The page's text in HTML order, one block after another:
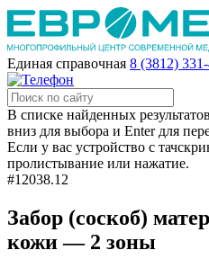
Единая справочная 8 (3812)
В списке найденных
вниз для выбора и Enter для
Если у вас устройство с
пролистывание или нажатие.
#12038.12
Забор (соскоб)
кожи — 2 зоны